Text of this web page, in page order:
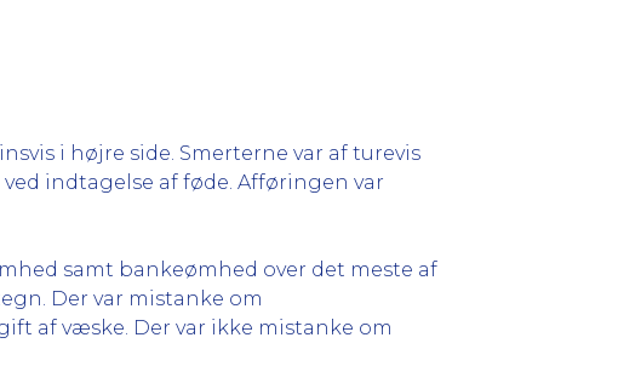
i højre side. Smerterne var af turevis
indtagelse af føde. Afføringen var
samt bankeømhed over det meste af
Der var mistanke om
af væske. Der var ikke mistanke om